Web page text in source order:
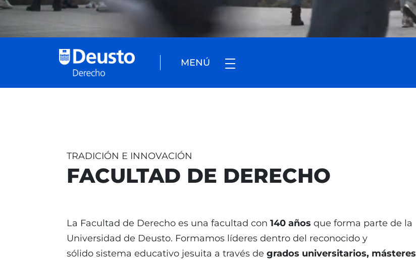
MENÚ
TRADICIÓN E INNOVACIÓN
FACULTAD DE DERECHO
La Facultad de Derecho es una facultad con 140 años que forma parte de la
Universidad de Deusto. Formamos líderes dentro del reconocido y
sólido sistema educativo jesuita a través de grados universitarios, másteres